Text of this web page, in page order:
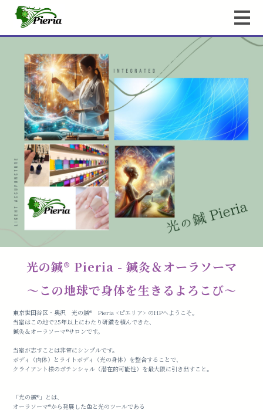
光の鍼®️ Pieria - 鍼灸＆オーラソーマ
〜この地球で身体を生きるよろこび〜
東京世田谷区・奥沢 光の鍼®️ Pieria <ピエリア> のHPへようこそ。
当室はこの地で25年以上にわたり研鑽を積んできた、
鍼灸＆オーラソーマ®︎サロンです。
当室が志すことは非常にシンプルです。
ボディ（肉体）とライトボディ（光の身体）を整合することで、
クライアント様のポテンシャル（潜在的可能性）を最大限に引き出すこと。
「光の鍼®️」とは、
オーラソーマ®️から発展した色と光のツールである